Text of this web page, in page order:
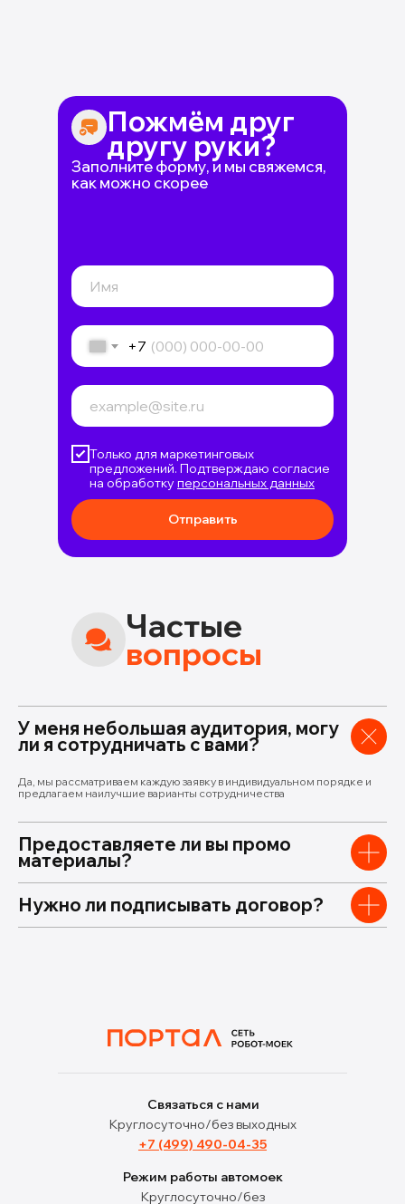
Пожмём друг
другу руки?
Заполните форму, и мы свяжемся,
как можно скорее
Отправить
+7
Только для маркетинговых
предложений. Подтверждаю согласие
на обработку персональных данных
Частые
вопросы
У меня небольшая аудитория, могу
ли я сотрудничать с вами?
Да, мы рассматриваем каждую заявку в индивидуальном порядке и
предлагаем наилучшие варианты сотрудничества
Предоставляете ли вы промо
материалы?
Нужно ли подписывать договор?
+7 (499) 490-04-35
Круглосуточно/без
Связаться с нами
Режим работы автомоек
Круглосуточно/без выходных